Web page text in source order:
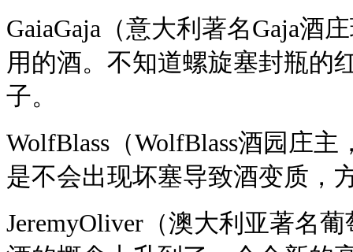
GaiaGaja（意大利著名Gaja酒
用的酒。不知道螺旋塞封瓶的
子。
WolfBlass（WolfBlass酒园庄
是不会出现坏塞导致酒变质，
JeremyOliver（澳大利亚著名